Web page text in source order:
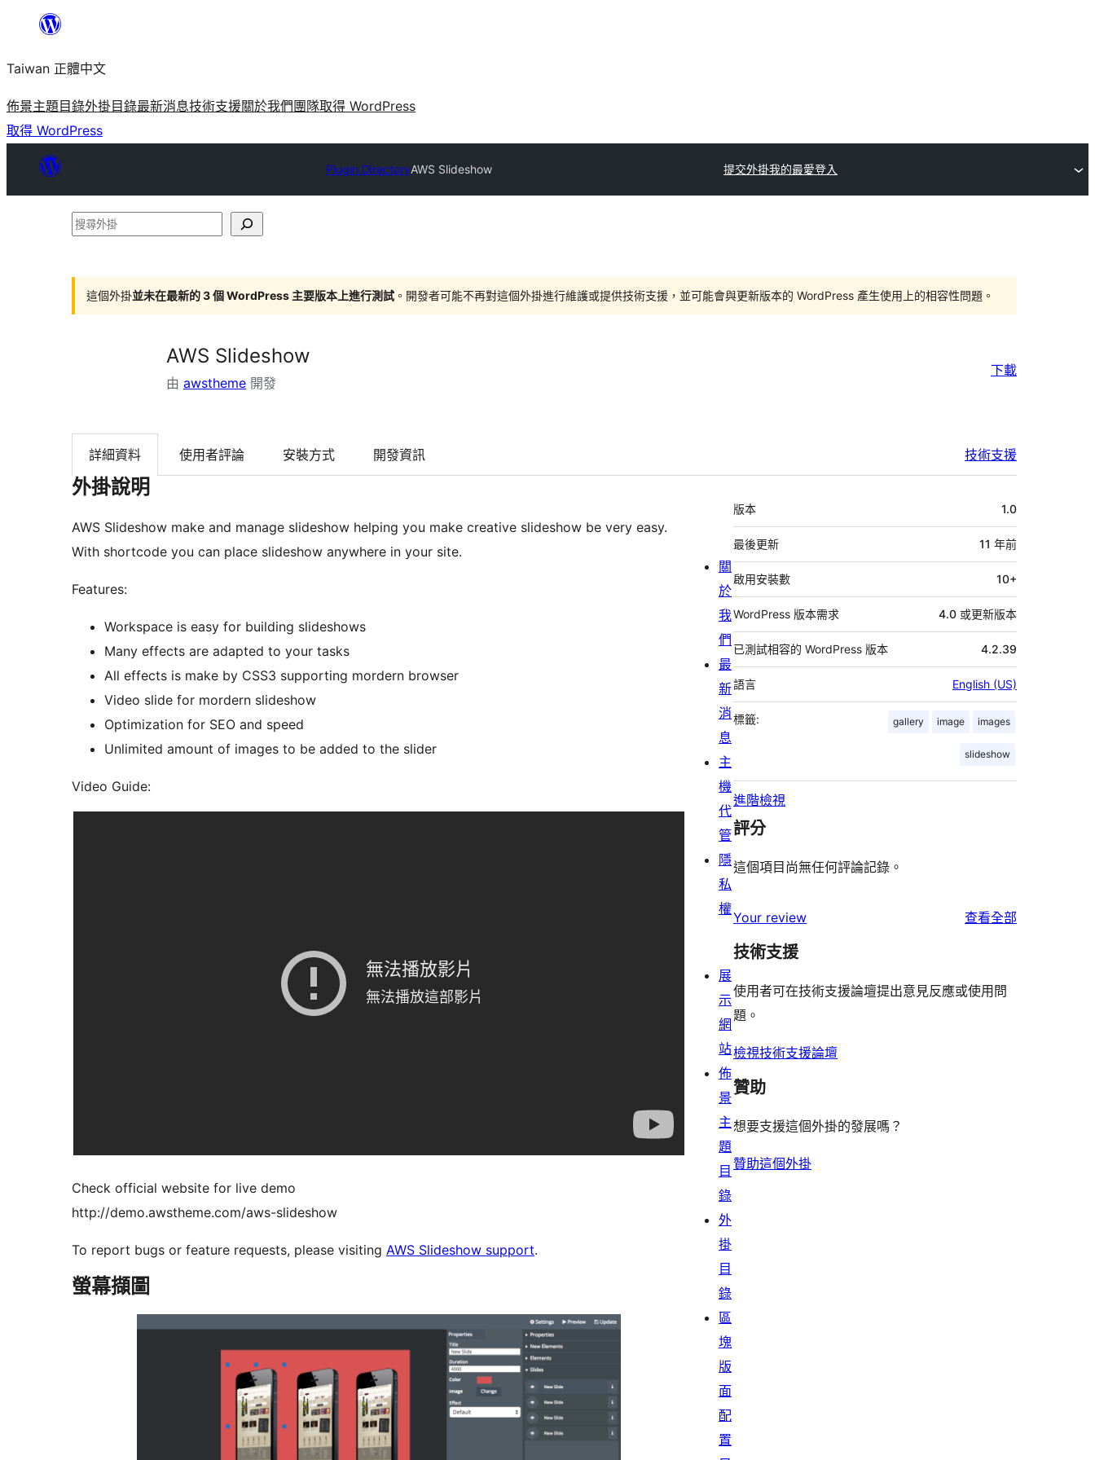
主
要
內
容
Taiwan 正體中文
佈景主題目錄外掛目錄最新消息技術支援關於我們 團隊取得 WordPress
取得 WordPress
Plugin DirectoryAWS Slideshow 提交外掛我的最愛登入
搜
這個外掛並未在最新的 3 個 WordPress 主要版本上進行測試 。開發者可能不再對這個外掛進行維護或提供技術支援，並可能會與更新版本的 WordPress 產生使用上的相容性問題。
AWS Slideshow
由 awstheme 開發
下載
詳細資料 使用者評論 安裝方式 開發資訊 技術支援
外掛說明
AWS Slideshow make and manage slideshow helping you make creative slideshow be very easy.
With shortcode you can place slideshow anywhere in your site.
Features:
Workspace is easy for building slideshows
Many effects are adapted to your tasks
All effects is make by CSS3 supporting mordern browser
Video slide for mordern slideshow
Optimization for SEO and speed
Unlimited amount of images to be added to the slider
Video Guide:
Check official website for live demo
http://demo.awstheme.com/aws-slideshow
To report bugs or feature requests, please visiting AWS Slideshow support.
螢幕擷圖
中
繼
資
料
版本 1.0
最後更新 11 年前
啟用安裝數 10+
WordPress 版本需求 4.0 或更新版本
已測試相容的 WordPress 版本 4.2.39
語言 English (US)
標籤: gallery image images
slideshow
進階檢視
評分
這個項目尚無任何評論記錄。
Your review 查看全部
技術支援
使用者可在技術支援論壇提出意見反應或使用問
題。
檢視技術支援論壇
贊助
想要支援這個外掛的發展嗎？
贊助這個外掛
關
於
我
們
最
新
消
息
主
機
代
管
隱
私
權
展
示
網
站
佈
景
主
題
目
錄
外
掛
目
錄
區
塊
版
面
配
置